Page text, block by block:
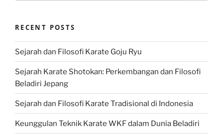
RECENT POSTS
Sejarah dan Filosofi Karate Goju Ryu
Sejarah Karate Shotokan: Perkembangan dan Filosofi
Beladiri Jepang
Sejarah dan Filosofi Karate Tradisional di Indonesia
Keunggulan Teknik Karate WKF dalam Dunia Beladiri